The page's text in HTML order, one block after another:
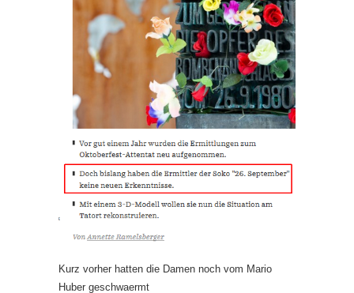
Kurz vorher hatten die Damen noch vom Mario
Huber geschwaermt